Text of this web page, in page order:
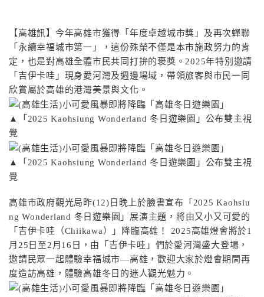
【高雄訊】今年高雄市獲得「年度卓越城市獎」及再次蟬聯
「永續幸福城市第一」，這份殊榮不僅是本市施政努力的肯
定，也是對高雄全體市民共同打拚的褒獎。2025年特別邀請
「吉伊卡哇」現身愛河灣及週邊場域，帶領旅客與市民一同
欣賞屬於高雄的港灣美景與文化。
▲「2025 Kaohsiung Wonderland 冬日遊樂園」公布雙主視
覺
▲「2025 Kaohsiung Wonderland 冬日遊樂園」公布雙主視
覺
高雄市政府觀光局昨(12)日晚上於臉書宣布「2025 Kaohsiu
ng Wonderland 冬日遊樂園」展演主題，將由又小又可愛的
「吉伊卡哇（Chiikawa）」降臨高雄！ 2025高雄燈會將於1
月25日至2月16日，由「吉伊卡哇」們於愛河灣盛大登場，
邀請民眾一起體驗幸福城市—高雄，歡迎大家於燈會期間再
度造訪高雄，體驗高雄冬日的迷人觀光魅力。